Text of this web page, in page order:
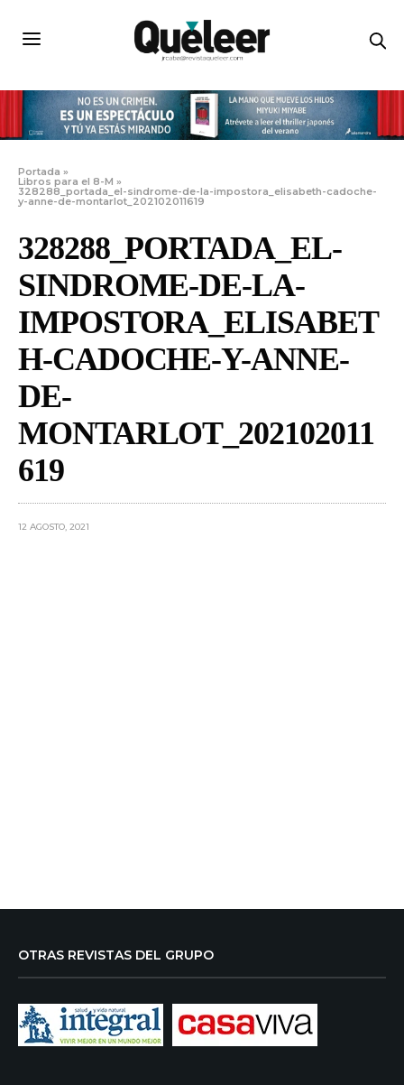
Portada »
Libros para el 8-M »
328288_portada_el-sindrome-de-la-impostora_elisabeth-cadoche-
y-anne-de-montarlot_202102011619
328288_PORTADA_EL-
SINDROME-DE-LA-
IMPOSTORA_ELISABET
H-CADOCHE-Y-ANNE-
DE-
MONTARLOT_202102011
619
12 AGOSTO, 2021
OTRAS REVISTAS DEL GRUPO